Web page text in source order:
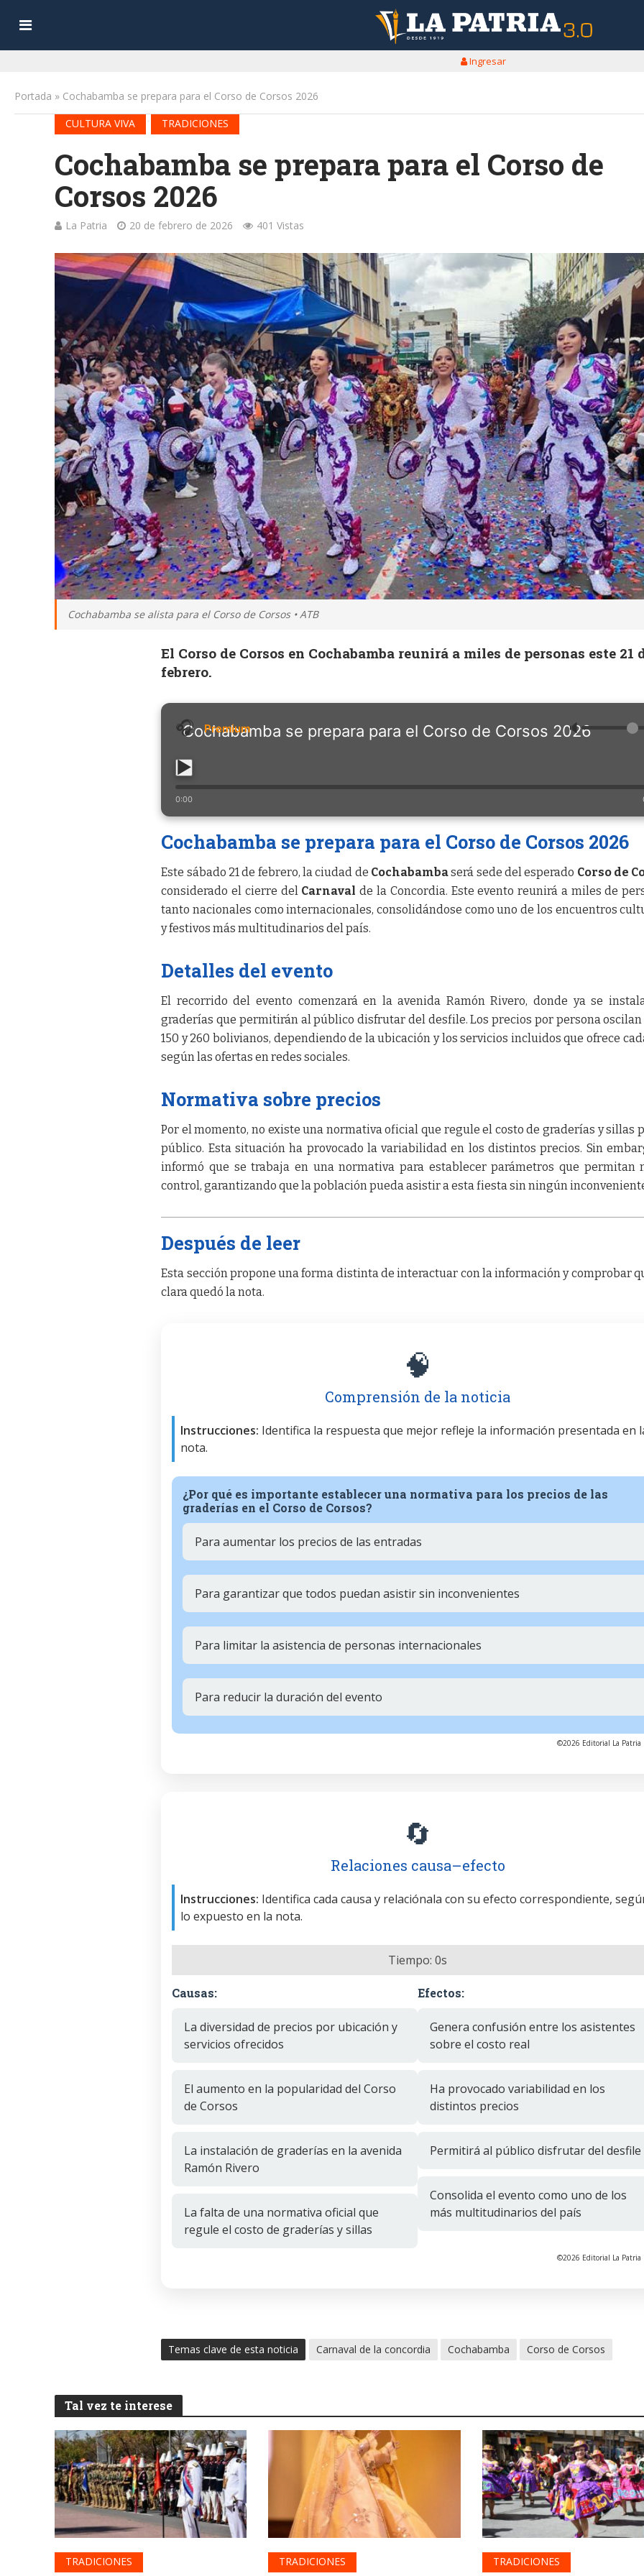
Ingresar
Portada » Cochabamba se prepara para el Corso de Corsos 2026
CULTURA VIVA
TRADICIONES
Cochabamba se prepara para el Corso de
Corsos 2026
La Patria 20 de febrero de 2026 401 Vistas
Cochabamba se alista para el Corso de Corsos • ATB
El Corso de Corsos en Cochabamba reunirá a miles de personas este 21
febrero.
Cochabamba se prepara para el Corso de Corsos 2026
🔈
0:00
Cochabamba se prepara para el Corso de Corsos 2026
Este sábado 21 de febrero, la ciudad de Cochabambaserá sede del esperado Corso de
considerado el cierre del Carnaval de la Concordia. Este evento reunirá a miles de
tanto nacionales como internacionales, consolidándose como uno de los encuentros
y festivos más multitudinarios del país.
Detalles del evento
El recorrido del evento comenzará en la avenida Ramón Rivero, donde ya se
graderías que permitirán al público disfrutar del desfile. Los precios por persona
150 y 260 bolivianos, dependiendo de la ubicación y los servicios incluidos que ofrece
según las ofertas en redes sociales.
Normativa sobre precios
Por el momento, no existe una normativa oficial que regule el costo de graderías y sillas
público. Esta situación ha provocado la variabilidad en los distintos precios. Sin
informó que se trabaja en una normativa para establecer parámetros que permitan
control, garantizando que la población pueda asistir a esta fiesta sin ningún
Después de leer
Esta sección propone una forma distinta de interactuar con la información y comprobar
clara quedó la nota.
🧠
Comprensión de la noticia
Instrucciones: Identifica la respuesta que mejor refleje la información presentada en
nota.
¿Por qué es importante establecer una normativa para los precios de las
graderías en el Corso de Corsos?
Para aumentar los precios de las entradas
Para garantizar que todos puedan asistir sin inconvenientes
Para limitar la asistencia de personas internacionales
Para reducir la duración del evento
©2026 Editorial La Patria
🔄
Relaciones causa–efecto
Instrucciones: Identifica cada causa y relaciónala con su efecto correspondiente,
lo expuesto en la nota.
Tiempo:0s
Causas:
La diversidad de precios por ubicación y
servicios ofrecidos
El aumento en la popularidad del Corso
de Corsos
La instalación de graderías en la avenida
Ramón Rivero
La falta de una normativa oficial que
regule el costo de graderías y sillas
Efectos:
Genera confusión entre los asistentes
sobre el costo real
Ha provocado variabilidad en los
distintos precios
Permitirá al público disfrutar del desfile
Consolida el evento como uno de los
más multitudinarios del país
©2026 Editorial La Patria
Temas clave de esta noticia Carnaval de la concordia Cochabamba Corso de Corsos
Tal vez te interese
TRADICIONES TRADICIONES TRADICIONES